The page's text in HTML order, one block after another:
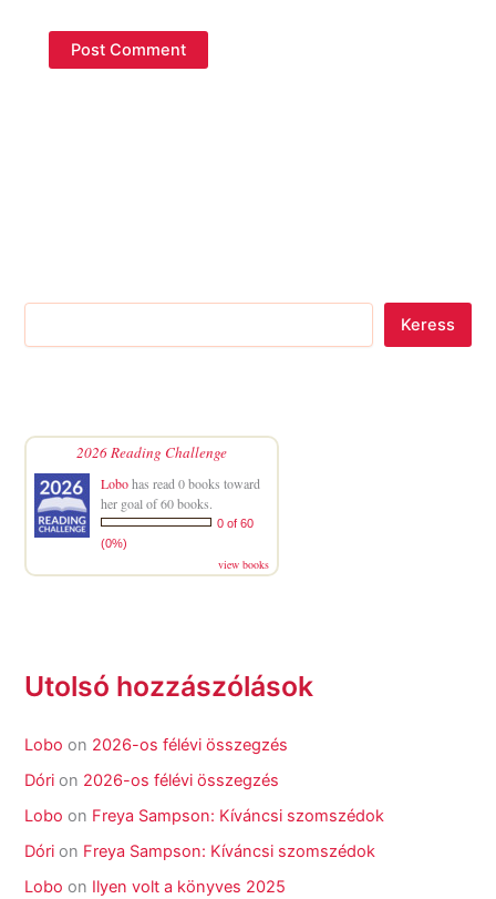
Keress
2026 Reading Challenge
Lobohas read 0 books toward
her goal of 60 books.
0 of 60
(0%)
view books
Utolsó hozzászólások
Lobo on 2026-os félévi összegzés
Dóri on 2026-os félévi összegzés
Lobo on Freya Sampson: Kíváncsi szomszédok
Dóri on Freya Sampson: Kíváncsi szomszédok
Lobo on Ilyen volt a könyves 2025